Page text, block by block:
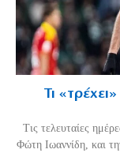
Τι
Τις τελευταίες
Φώτη Ιωαννίδη, και